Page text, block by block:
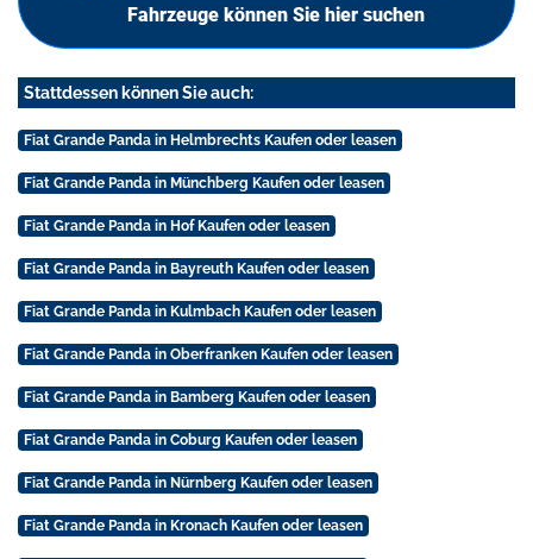
Fahrzeuge können Sie hier suchen
Stattdessen können Sie auch:
Fiat Grande Panda in Helmbrechts Kaufen oder leasen
Fiat Grande Panda in Münchberg Kaufen oder leasen
Fiat Grande Panda in Hof Kaufen oder leasen
Fiat Grande Panda in Bayreuth Kaufen oder leasen
Fiat Grande Panda in Kulmbach Kaufen oder leasen
Fiat Grande Panda in Oberfranken Kaufen oder leasen
Fiat Grande Panda in Bamberg Kaufen oder leasen
Fiat Grande Panda in Coburg Kaufen oder leasen
Fiat Grande Panda in Nürnberg Kaufen oder leasen
Fiat Grande Panda in Kronach Kaufen oder leasen